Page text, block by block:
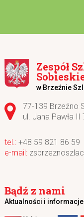
Zespół
w Brzeźnie
Adres pocztowy:
77-139 Brzeźno
ul. Jana Pawła II
+48 59 821 86 59
Bądź z nami
Aktualności i informacje